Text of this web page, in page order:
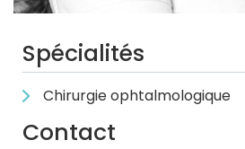
Spécialités
Chirurgie ophtalmologique
Contact